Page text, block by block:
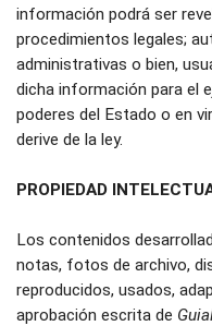
información podrá ser
procedimientos legales;
administrativas o bien,
dicha información para el
poderes del Estado o en
derive de la ley.
PROPIEDAD
Los contenidos
notas, fotos de archivo,
reproducidos, usados,
aprobación escrita de